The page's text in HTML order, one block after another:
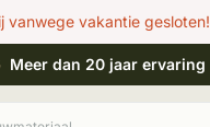
vanwege vakantie gesloten!
Meer dan 20 jaar ervaring